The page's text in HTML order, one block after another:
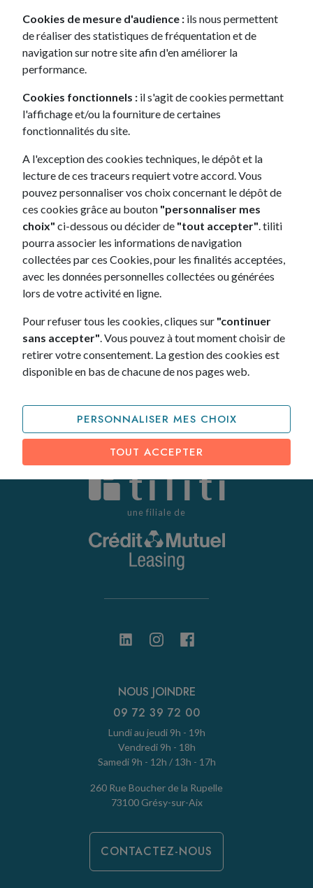
Cookies de mesure d'audience : ils nous permettent
de réaliser des statistiques de fréquentation et de
navigation sur notre site afin d'en améliorer la
performance.
Cookies fonctionnels : il s'agit de cookies permettant
l'affichage et/ou la fourniture de certaines
fonctionnalités du site.
A l'exception des cookies techniques, le dépôt et la
lecture de ces traceurs requiert votre accord. Vous
pouvez personnaliser vos choix concernant le dépôt de
ces cookies grâce au bouton "personnaliser mes
choix" ci-dessous ou décider de "tout accepter" . tiliti
pourra associer les informations de navigation
collectées par ces Cookies, pour les finalités acceptées,
avec les données personnelles collectées ou générées
lors de votre activité en ligne.
Pour refuser tous les cookies, cliques sur "continuer
sans accepter" . Vous pouvez à tout moment choisir de
retirer votre consentement. La gestion des cookies est
disponible en bas de chacune de nos pages web.
PERSONNALISER MES CHOIX
TOUT ACCEPTER
vraiment satisfaite d'avoir franchi le pas. Je
recommande car le suivi est au top!!
Appelez-nous.
Nos conseillers à votre écoute 6
jours / 7.
Lundi au jeudi 9h - 19h
Vendredi 9h - 18h
Samedi 9h - 12h / 13h - 17h
09 72 39 72 00
une filiale de
NOUS JOINDRE
09 72 39 72 00
Lundi au jeudi 9h - 19h
Vendredi 9h - 18h
Samedi 9h - 12h / 13h - 17h
260 Rue Boucher de la Rupelle
73100 Grésy-sur-Aix
CONTACTEZ-NOUS